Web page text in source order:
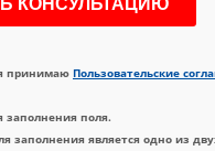
принимаю Пользовательские
заполнения поля.
заполнения является одно из